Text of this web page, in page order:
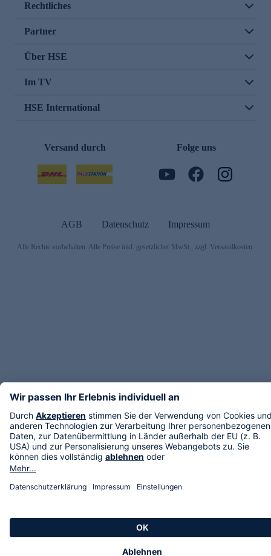
Rechtliches
Partner
Über HSE
Im TV
HSE International
Versand durch Folge uns
AGB Datenschutz Impressum
Alle Rechte vorbehalten. Alle Preise inkl. gesetzlicher MwSt., zzgl. Versandkosten.